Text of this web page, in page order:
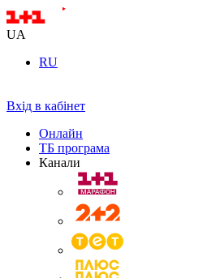
UA
RU
Вхід в кабінет
Онлайн
ТБ програма
Канали